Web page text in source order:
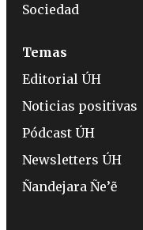
Sociedad
Temas
Editorial ÚH
Noticias positivas
Pódcast ÚH
Newsletters ÚH
Ñandejara Ñe’ẽ